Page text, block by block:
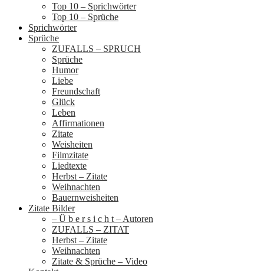
Top 10 – Sprichwörter
Top 10 – Sprüche
Sprichwörter
Sprüche
ZUFALLS – SPRUCH
Sprüche
Humor
Liebe
Freundschaft
Glück
Leben
Affirmationen
Zitate
Weisheiten
Filmzitate
Liedtexte
Herbst – Zitate
Weihnachten
Bauernweisheiten
Zitate Bilder
– Ü b e r s i c h t – Autoren
ZUFALLS – ZITAT
Herbst – Zitate
Weihnachten
Zitate & Sprüche – Video